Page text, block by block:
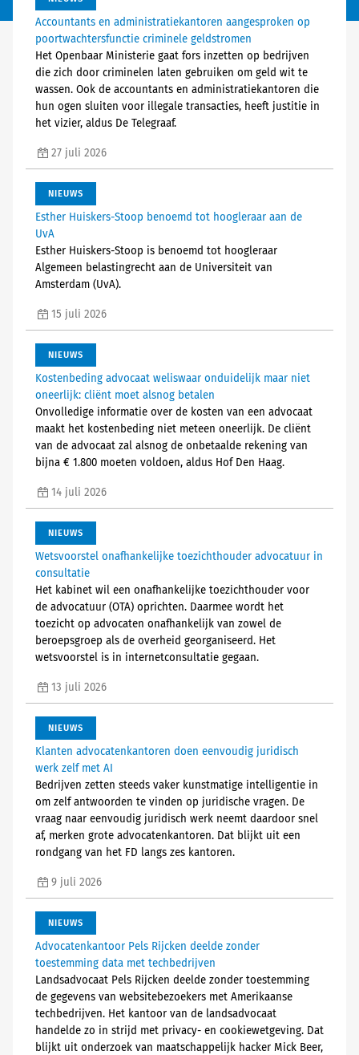
Accountants en administratiekantoren aangesproken op
poortwachtersfunctie criminele geldstromen
Het Openbaar Ministerie gaat fors inzetten op bedrijven
die zich door criminelen laten gebruiken om geld wit te
wassen. Ook de accountants en administratiekantoren die
hun ogen sluiten voor illegale transacties, heeft justitie in
het vizier, aldus De Telegraaf.
27 juli 2026
NIEUWS
Esther Huiskers-Stoop benoemd tot hoogleraar aan de
UvA
Esther Huiskers-Stoop is benoemd tot hoogleraar
Algemeen belastingrecht aan de Universiteit van
Amsterdam (UvA).
15 juli 2026
NIEUWS
Kostenbeding advocaat weliswaar onduidelijk maar niet
oneerlijk: cliënt moet alsnog betalen
Onvolledige informatie over de kosten van een advocaat
maakt het kostenbeding niet meteen oneerlijk. De cliënt
van de advocaat zal alsnog de onbetaalde rekening van
bijna € 1.800 moeten voldoen, aldus Hof Den Haag.
14 juli 2026
NIEUWS
Wetsvoorstel onafhankelijke toezichthouder advocatuur in
consultatie
Het kabinet wil een onafhankelijke toezichthouder voor
de advocatuur (OTA) oprichten. Daarmee wordt het
toezicht op advocaten onafhankelijk van zowel de
beroepsgroep als de overheid georganiseerd. Het
wetsvoorstel is in internetconsultatie gegaan.
13 juli 2026
NIEUWS
Klanten advocatenkantoren doen eenvoudig juridisch
werk zelf met AI
Bedrijven zetten steeds vaker kunstmatige intelligentie in
om zelf antwoorden te vinden op juridische vragen. De
vraag naar eenvoudig juridisch werk neemt daardoor snel
af, merken grote advocatenkantoren. Dat blijkt uit een
rondgang van het FD langs zes kantoren.
9 juli 2026
NIEUWS
Advocatenkantoor Pels Rijcken deelde zonder
toestemming data met techbedrijven
Landsadvocaat Pels Rijcken deelde zonder toestemming
de gegevens van websitebezoekers met Amerikaanse
techbedrijven. Het kantoor van de landsadvocaat
handelde zo in strijd met privacy- en cookiewetgeving. Dat
blijkt uit onderzoek van maatschappelijk hacker Mick Beer,